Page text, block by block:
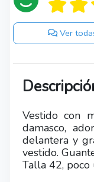
Ver
Vestido con
damasco,
delantera y
vestido.
Talla 42, poco